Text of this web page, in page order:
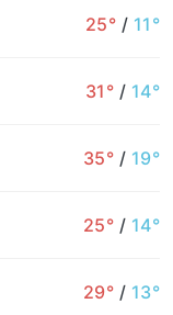
25° / 11°
31° / 14°
35° / 19°
25° / 14°
29° / 13°